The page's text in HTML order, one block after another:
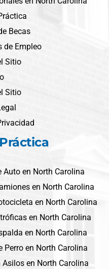
Becas
de Empleo
Sitio
Sitio
Auto en North Carolina
en North Carolina
en North Carolina
en North Carolina
en North Carolina
Perro en North Carolina
en North Carolina